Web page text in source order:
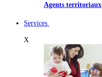
Agents territoriaux
Services
X